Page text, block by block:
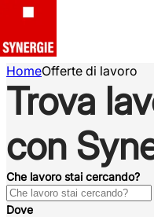
HomeOfferte di lavoro
Trova
con
Che lavoro stai cercando?
Dove